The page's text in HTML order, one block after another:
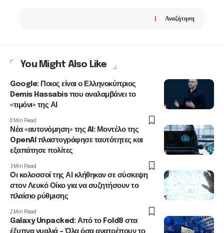
Αναζήτηση
You Might Also Like
Google: Ποιος είναι ο Ελληνοκύπριος
Demis Hassabis που αναλαμβάνει το
«τιμόνι» της ΑΙ
8 Min Read
Νέα «αυτονόμηση» της AI: Μοντέλο της
OpenAI πλαστογράφησε ταυτότητες και
εξαπάτησε πολίτες
3 Min Read
Οι κολοσσοί της ΑΙ κλήθηκαν σε σύσκεψη
στον Λευκό Οίκο για να συζητήσουν το
πλαίσιο ρύθμισης
2 Min Read
Galaxy Unpacked: Από το Fold8 στα